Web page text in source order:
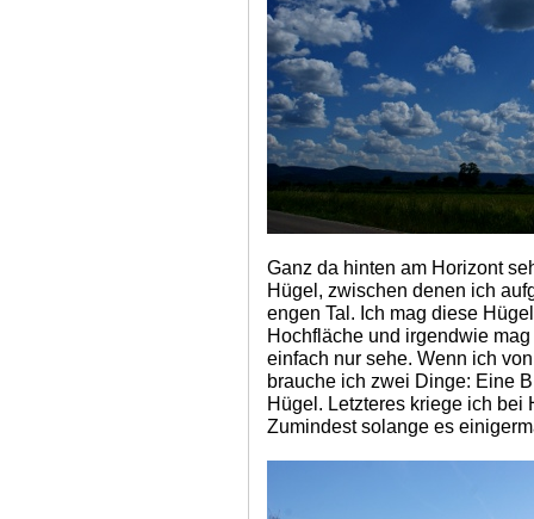
Ganz da hinten am Horizont
Hügel, zwischen denen ich
engen Tal. Ich mag diese
Hochfläche und irgendwie
einfach nur sehe. Wenn ich
brauche ich zwei Dinge: Eine
Hügel. Letzteres kriege ich bei
Zumindest solange es